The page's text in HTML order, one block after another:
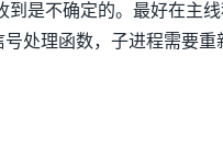
到是不确定的。最好在主
号处理函数，子进程需要重